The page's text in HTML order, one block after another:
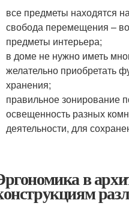
все предметы находятся
свобода перемещения –
предметы интерьера;
в доме не нужно иметь
желательно приобретать
хранения;
правильное зонирование
освещенность разных
деятельности, для
в